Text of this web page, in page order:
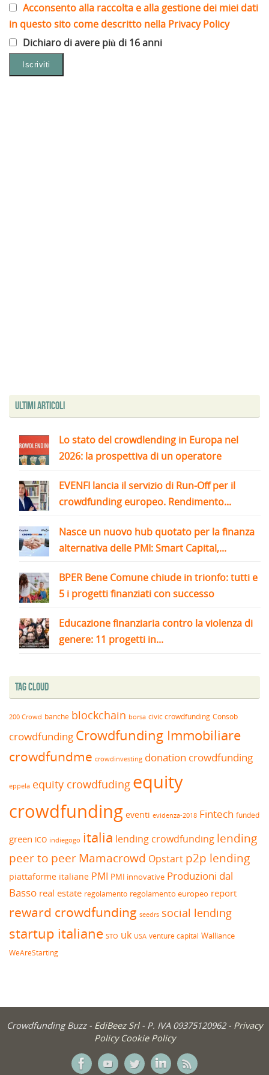
Acconsento alla raccolta e alla gestione dei miei dati
in questo sito come descritto nella Privacy Policy
Dichiaro di avere più di 16 anni
Ultimi articoli
Lo stato del crowdlending in Europa nel
2026: la prospettiva di un operatore
EVENFI lancia il servizio di Run-Off per il
crowdfunding europeo. Rendimento...
Nasce un nuovo hub quotato per la finanza
alternativa delle PMI: Smart Capital,...
BPER Bene Comune chiude in trionfo: tutti e
5 i progetti finanziati con successo
Educazione finanziaria contro la violenza di
genere: 11 progetti in...
Tag Cloud
200 Crowd banche blockchain borsa civic crowdfunding Consob
crowdfunding Crowdfunding Immobiliare
crowdfundme crowdinvesting donation crowdfunding
eppela equity crowdfuding equity
crowdfunding eventi evidenza-2018 Fintech funded
green ICO indiegogo italia lending crowdfunding lending
peer to peerMamacrowd Opstart p2p lending
piattaforme italiane PMI PMI innovative Produzioni dal
Basso real estate regolamento regolamento europeo report
reward crowdfunding seedrs social lending
startup italiane STO uk USA venture capital Walliance
WeAreStarting
Crowdfunding Buzz - EdiBeez Srl - P. IVA 09375120962 - Privacy
Policy Cookie Policy